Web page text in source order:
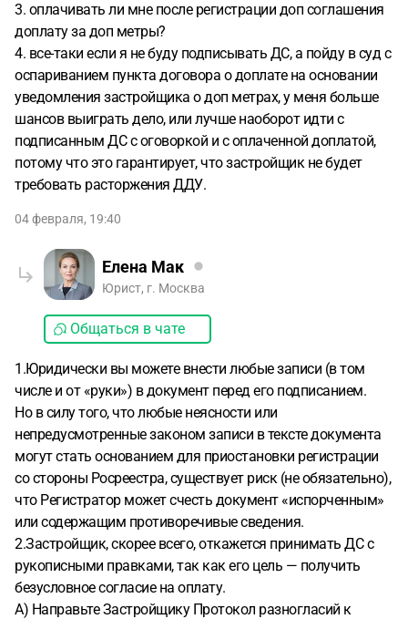
3. оплачивать ли мне после регистрации доп соглашения
доплату за доп метры?
4. все-таки если я не буду подписывать ДС, а пойду в суд с
оспариванием пункта договора о доплате на основании
уведомления застройщика о доп метрах, у меня больше
шансов выиграть дело, или лучше наоборот идти с
подписанным ДС с оговоркой и с оплаченной доплатой,
потому что это гарантирует, что застройщик не будет
требовать расторжения ДДУ.
04 февраля, 19:40
Елена Мак
Юрист, г. Москва
Общаться в чате
1.Юридически вы можете внести любые записи (в том
числе и от «руки») в документ перед его подписанием.
Но в силу того, что любые неясности или
непредусмотренные законом записи в тексте документа
могут стать основанием для приостановки регистрации
со стороны Росреестра, существует риск (не обязательно),
что Регистратор может счесть документ «испорченным»
или содержащим противоречивые сведения.
2.Застройщик, скорее всего, откажется принимать ДС с
рукописными правками, так как его цель — получить
безусловное согласие на оплату.
А) Направьте Застройщику Протокол разногласий к